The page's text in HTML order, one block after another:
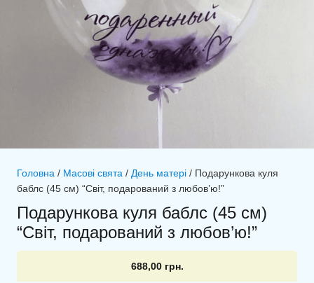
Головна / Масові свята / День матері / Подарункова куля
баблс (45 см) “Світ, подарований з любов’ю!”
Подарункова куля баблс (45 см)
“Світ, подарований з любов’ю!”
688,00 грн.